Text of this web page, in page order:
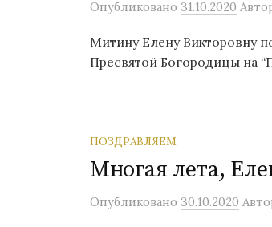
Опубликовано 31.10.2020
Митину Елену Викторовну
Пресвятой Богородицы на
ПОЗДРАВЛЯЕМ
Многая лета,
Опубликовано 30.10.2020